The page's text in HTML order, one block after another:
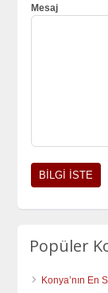
Mesaj
Popüler
Konya’nın En